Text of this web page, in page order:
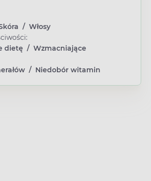
/ Włosy
dietę / Wzmacniające
/ Niedobór witamin